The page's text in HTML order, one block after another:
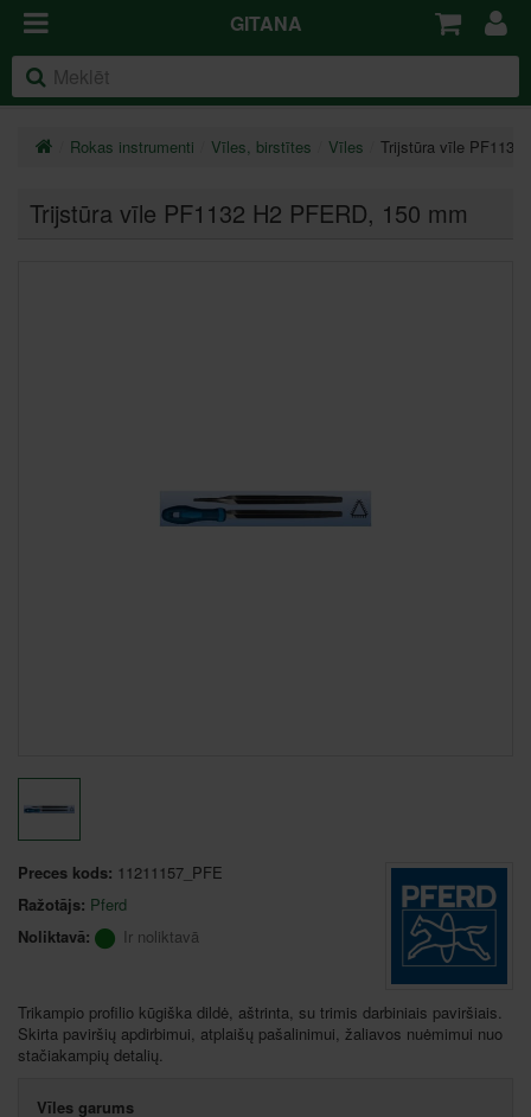
GITANA
Rokas instrumenti Vīles, birstītes Vīles Trijstūra vīle PF1132
Trijstūra vīle PF1132 H2 PFERD, 150 mm
Preces kods: 11211157_PFE
Ražotājs: Pferd
Noliktavā:
Ir noliktavā
Trikampio profilio kūgiška dildė, aštrinta, su trimis darbiniais paviršiais.
Skirta paviršių apdirbimui, atplaišų pašalinimui, žaliavos nuėmimui nuo
stačiakampių detalių.
Vīles garums